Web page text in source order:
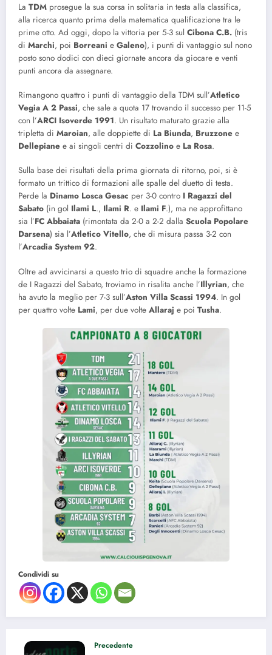
La TDM prosegue la sua corsa in solitaria in testa alla classifica,
alla ricerca quanto prima della matematica qualificazione tra le
prime otto. Ad oggi, dopo la vittoria per 5-3 sul Cibona C.B. (tris
di Marchi, poi Borreani e Galeno), i punti di vantaggio sul nono
posto sono dodici con dieci giornate ancora da giocare e venti
punti ancora da assegnare.
Rimangono quattro i punti di vantaggio della TDM sull’Atletico
Vegia A 2 Passi, che sale a quota 17 trovando il successo per 11-5
con l’ARCI Isoverde 1991. Un risultato maturato grazie alla
tripletta di Maroian, alle doppiette di La Biunda, Bruzzone e
Dellepiane e ai singoli centri di Cozzolino e La Rosa.
Sulla base dei risultati della prima giornata di ritorno, poi, si è
formato un trittico di formazioni alle spalle del duetto di testa.
Perde la Dinamo Losca Gesac per 3-0 contro I Ragazzi del
Sabato (in gol Ilami L., Ilami R. e Ilami F.), ma ne approfittano
sia l’FC Abbaiata (rimontata da 2-0 a 2-2 dalla Scuola Popolare
Darsena) sia l’Atletico Vitello, che di misura passa 3-2 con
l’Arcadia System 92.
Oltre ad avvicinarsi a questo trio di squadre anche la formazione
de I Ragazzi del Sabato, troviamo in risalita anche l’Illyrian, che
ha avuto la meglio per 7-3 sull’Aston Villa Scassi 1994. In gol
per quattro volte Lami, per due volte Allaraj e poi Tusha.
Condividi su
Precedente